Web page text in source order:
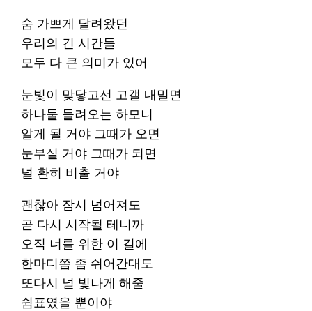
숨 가쁘게 달려왔던
우리의 긴 시간들
모두 다 큰 의미가 있어
눈빛이 맞닿고선 고갤 내밀면
하나둘 들려오는 하모니
알게 될 거야 그때가 오면
눈부실 거야 그때가 되면
널 환히 비출 거야
괜찮아 잠시 넘어져도
곧 다시 시작될 테니까
오직 너를 위한 이 길에
한마디쯤 좀 쉬어간대도
또다시 널 빛나게 해줄
쉼표였을 뿐이야